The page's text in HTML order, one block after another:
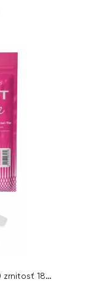
Náhradné pilníky Staleks Pro Expert 40 zrnitosť 180, 30 ks